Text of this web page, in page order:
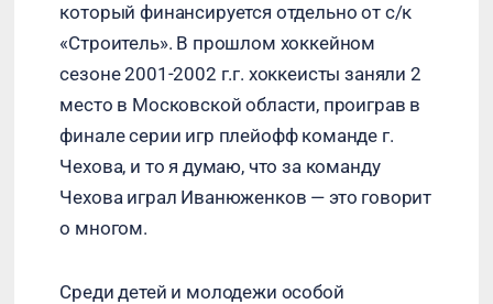
который финансируется отдельно от с/к
«Строитель». В прошлом хоккейном
сезоне 2001-2002 г.г. хоккеисты заняли 2
место в Московской области, проиграв в
финале серии игр плейофф команде г.
Чехова, и то я думаю, что за команду
Чехова играл Иванюженков — это говорит
о многом.
Среди детей и молодежи особой